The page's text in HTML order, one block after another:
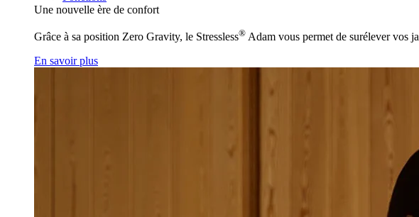
Une nouvelle ère de confort
Grâce à sa position Zero Gravity, le Stressless® Adam vous permet de surélever vos
En savoir plus